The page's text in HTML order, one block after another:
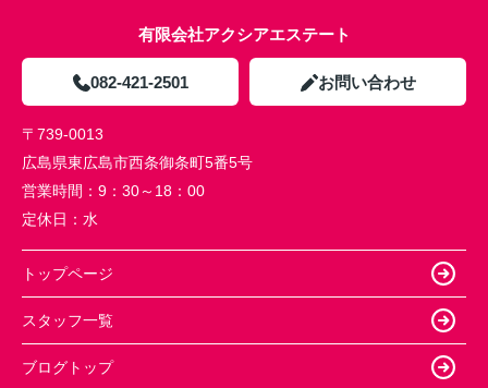
有限会社アクシアエステート
082-421-2501 お問い合わせ
〒739-0013
広島県東広島市西条御条町5番5号
営業時間： 9：30～18：00
定休日： 水
トップページ
スタッフ一覧
ブログトップ